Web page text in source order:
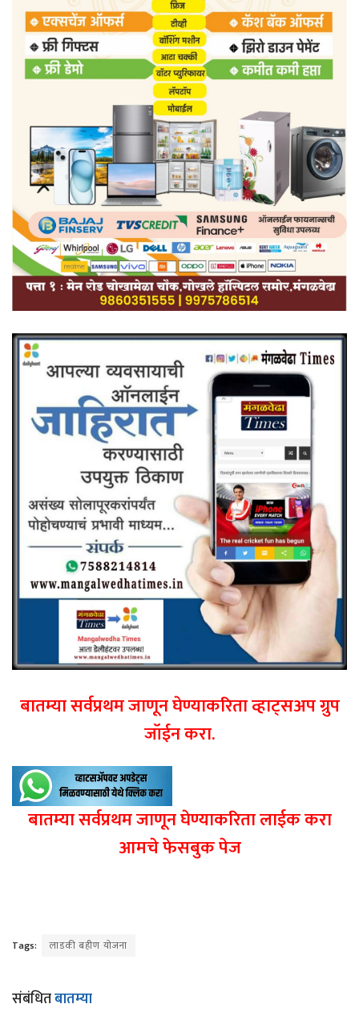
बातम्या सर्वप्रथम जाणून घेण्याकरिता व्हाट्सअप ग्रुप
जॉईन करा.
बातम्या सर्वप्रथम जाणून घेण्याकरिता लाईक करा
आमचे फेसबुक पेज
Tags: लाडकी बहीण योजना
संबंधितबातम्या